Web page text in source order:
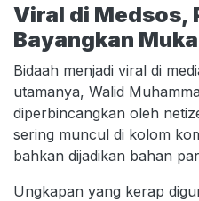
Viral di Medsos,
Bayangkan
Bidaah menjadi viral di
utamanya, Walid
diperbincangkan oleh
sering muncul di kolom
bahkan dijadikan bahan
Ungkapan yang kerap